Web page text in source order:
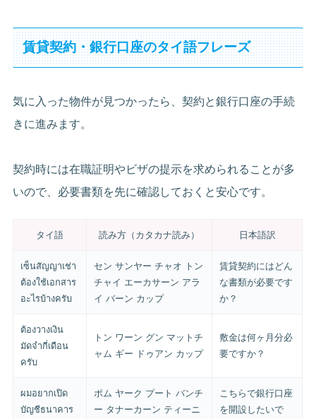
賃貸契約・銀行口座のタイ語フレーズ
気に入った物件が見つかったら、契約と銀行口座の手続
きに進みます。
契約時には在職証明やビザの提示を求められることが多
いので、必要書類を先に確認しておくと安心です。
タイ語 読み方（カタカナ読み） 日本語訳
เซ็นสัญญาเช่า
ต้องใช้เอกสาร
อะไรบ้างครับ
セン サンヤー チャオ トン
チャイ エーカサーン アラ
イ バーン カップ
賃貸契約にはどん
な書類が必要です
か？
ต้องวางเงิน
มัดจำกี่เดือน
ครับ
トン ワーン グン マットチ
ャム ギー ドゥアン カップ
敷金は何ヶ月分必
要ですか？
ผมอยากเปิด
บัญชีธนาคาร
ポム ヤーク プート バンチ
ー タナーカーン ティーニ
こちらで銀行口座
を開設したいで